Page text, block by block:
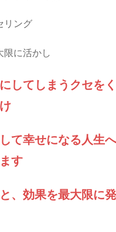
リング
限に活かし
してしまうクセを
て幸せになる人生
す
、効果を最大限に